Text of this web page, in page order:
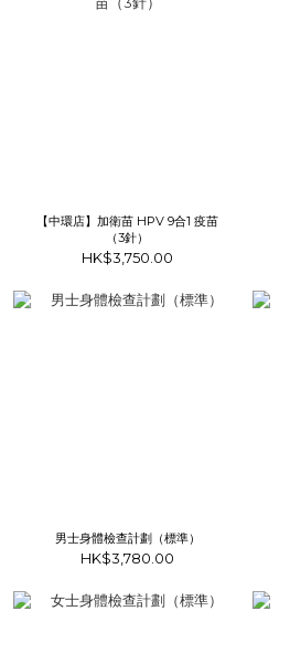
【中環店】加衛苗 HPV 9合1 疫苗
（3針）
HK$3,750.00
男士身體檢查計劃（標準）
HK$3,780.00